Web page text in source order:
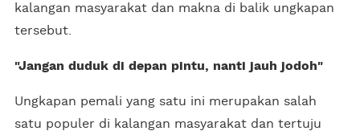
kalangan masyarakat dan makna di balik ungkapan
tersebut.
"Jangan duduk di depan pintu, nanti jauh jodoh"
Ungkapan pemali yang satu ini merupakan salah
satu populer di kalangan masyarakat dan tertuju